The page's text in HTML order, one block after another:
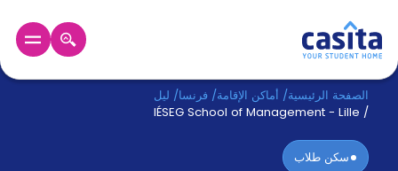
الرئيسية عربي EUR
دخول
الصفحة الرئيسية/ أماكن الإقامة/ فرنسا/ ليل
/
IÉSEG School of Management - Lille
سكن طلاب